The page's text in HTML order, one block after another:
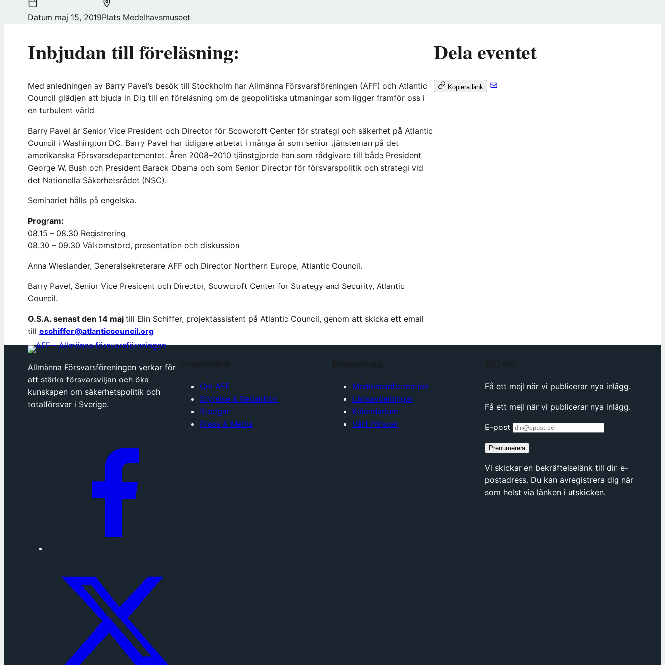
Datum maj 15, 2019Plats Medelhavsmuseet
Inbjudan till föreläsning:
Med anledningen av Barry Pavel’s besök till Stockholm har Allmänna Försvarsföreningen (AFF) och Atlantic
Council glädjen att bjuda in Dig till en föreläsning om de geopolitiska utmaningar som ligger framför oss i
en turbulent värld.
Barry Pavel är Senior Vice President och Director för Scowcroft Center för strategi och säkerhet på Atlantic
Council i Washington DC. Barry Pavel har tidigare arbetat i många år som senior tjänsteman på det
amerikanska Försvarsdepartementet. Åren 2008–2010 tjänstgjorde han som rådgivare till både President
George W. Bush och President Barack Obama och som Senior Director för försvarspolitik och strategi vid
det Nationella Säkerhetsrådet (NSC).
Seminariet hålls på engelska.
Program:
08.15 – 08.30 Registrering
08.30 – 09.30 Välkomstord, presentation och diskussion
Anna Wieslander, Generalsekreterare AFF och Director Northern Europe, Atlantic Council.
Barry Pavel, Senior Vice President och Director, Scowcroft Center for Strategy and Security, Atlantic
Council.
O.S.A. senast den 14 maj till Elin Schiffer, projektassistent på Atlantic Council, genom att skicka ett email
till eschiffer@atlanticcouncil.org
Dela eventet
Kopiera länk
Allmänna Försvarsföreningen verkar för
att stärka försvarsviljan och öka
kunskapen om säkerhetspolitik och
totalförsvar i Sverige.
Om AFF
Styrelse & Redaktion
Stadgar
Press & Media
Medlemsinformation
Länsavdelningar
Kalendarium
Vårt Försvar
Få ett mejl när vi publicerar nya inlägg.
Få ett mejl när vi publicerar nya inlägg.
E-post
Prenumerera
Vi skickar en bekräftelselänk till din e-
postadress. Du kan avregistrera dig när
som helst via länken i utskicken.